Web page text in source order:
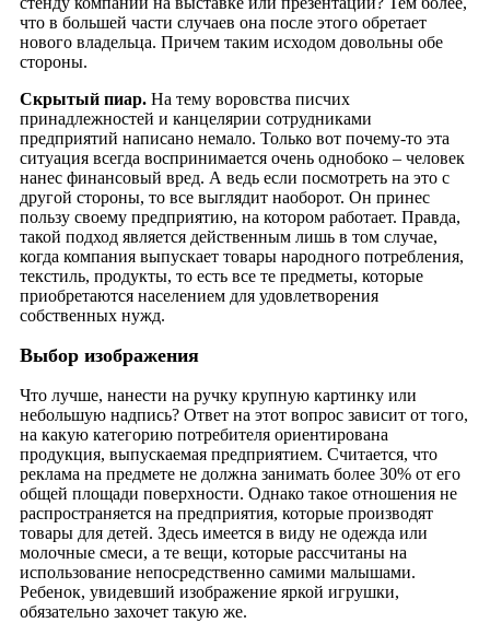
что в большей части случаев она после этого обретает
нового владельца. Причем таким исходом довольны обе
стороны.
Скрытый пиар. На тему воровства писчих
принадлежностей и канцелярии сотрудниками
предприятий написано немало. Только вот почему-то эта
ситуация всегда воспринимается очень однобоко – человек
нанес финансовый вред. А ведь если посмотреть на это с
другой стороны, то все выглядит наоборот. Он принес
пользу своему предприятию, на котором работает. Правда,
такой подход является действенным лишь в том случае,
когда компания выпускает товары народного потребления,
текстиль, продукты, то есть все те предметы, которые
приобретаются населением для удовлетворения
собственных нужд.
Выбор изображения
Что лучше, нанести на ручку крупную картинку или
небольшую надпись? Ответ на этот вопрос зависит от того,
на какую категорию потребителя ориентирована
продукция, выпускаемая предприятием. Считается, что
реклама на предмете не должна занимать более 30% от его
общей площади поверхности. Однако такое отношения не
распространяется на предприятия, которые производят
товары для детей. Здесь имеется в виду не одежда или
молочные смеси, а те вещи, которые рассчитаны на
использование непосредственно самими малышами.
Ребенок, увидевший изображение яркой игрушки,
обязательно захочет такую же.